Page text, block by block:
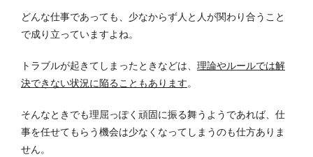
どんな仕事であっても、少なからず人と人が関わり合うこと
で成り立っていますよね。
トラブルが起きてしまったときなどは、 理論やルールでは解
決できない状況に陥ることもあります。
そんなときでも理屈っぽく頑固に振る舞うようであれば、仕
事を任せてもらう機会は少なくなってしまうのも仕方ありま
せん。